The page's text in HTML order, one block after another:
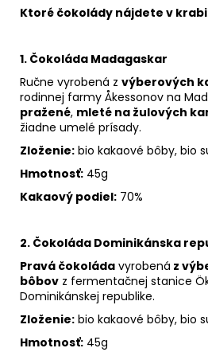
Ktoré čokolády nájdete v
1. Čokoláda Madagaskar
Ručne vyrobená z výberových
rodinnej farmy Åkessonov na
pražené, mleté na žulových
žiadne umelé prísady.
Zloženie: bio kakaové bôby, bio
Hmotnosť: 45g
Kakaový podiel: 70%
2. Čokoláda Dominikánska
Pravá čokoláda vyrobená z
bôbov z fermentačnej stanice
Dominikánskej republike.
Zloženie: bio kakaové bôby, bio
Hmotnosť: 45g